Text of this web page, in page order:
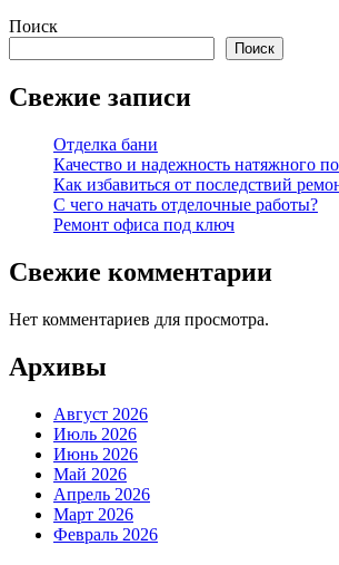
Поиск
Поиск
Свежие записи
Отделка бани
Качество и надежность натяжного
Как избавиться от последствий
С чего начать отделочные работы?
Ремонт офиса под ключ
Свежие комментарии
Нет комментариев для просмотра.
Архивы
Август 2026
Июль 2026
Июнь 2026
Май 2026
Апрель 2026
Март 2026
Февраль 2026